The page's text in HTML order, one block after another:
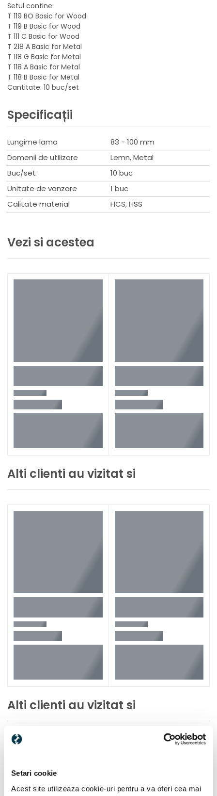
Setari cookie
Acest site utilizeaza cookie-uri pentru a va oferi cea mai
Setul contine:
T 119 BO Basic for Wood
T 119 B Basic for Wood
T 111 C Basic for Wood
T 218 A Basic for Metal
T 118 G Basic for Metal
T 118 A Basic for Metal
T 118 B Basic for Metal
Cantitate: 10 buc/set
Specificații
Lungime lama
83 - 100 mm
Domenii de utilizare
Lemn, Metal
Buc/set
10 buc
Unitate de vanzare
1 buc
Calitate material
HCS, HSS
Vezi si acestea
Alti clienti au vizitat si
Alti clienti au vizitat si